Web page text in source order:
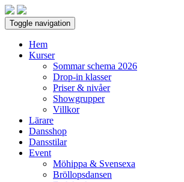
Toggle navigation
Hem
Kurser
Sommar schema 2026
Drop-in klasser
Priser & nivåer
Showgrupper
Villkor
Lärare
Dansshop
Dansstilar
Event
Möhippa & Svensexa
Bröllopsdansen